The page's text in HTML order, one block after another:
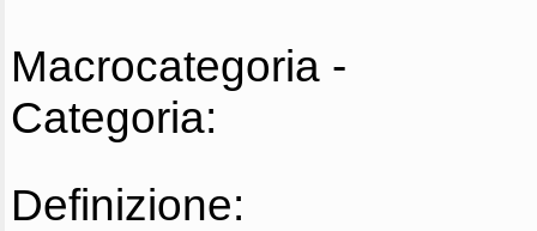
Macrocategoria -
Categoria:
Definizione: